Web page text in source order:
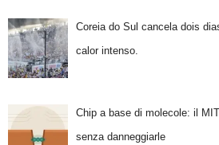
Coreia do Sul cancela dois
calor intenso.
Chip a base di molecole: il
senza danneggiarle